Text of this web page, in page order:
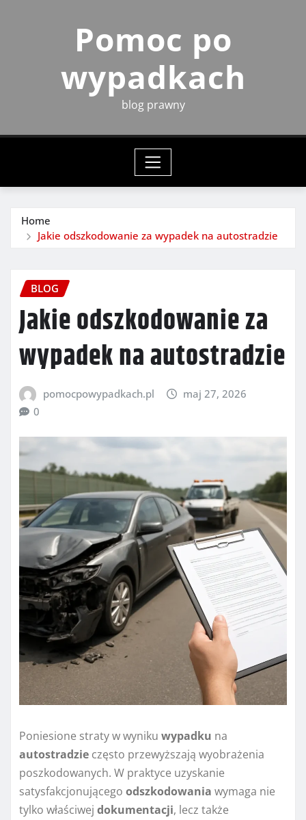
Pomoc po
wypadkach
blog prawny
Home
Jakie odszkodowanie za wypadek na autostradzie
BLOG
Jakie odszkodowanie za
wypadek na autostradzie
pomocpowypadkach.pl
maj 27, 2026
0
Poniesione straty w wyniku wypadku na
autostradzie często przewyższają wyobrażenia
poszkodowanych. W praktyce uzyskanie
satysfakcjonującego odszkodowania wymaga nie
tylko właściwej dokumentacji, lecz także